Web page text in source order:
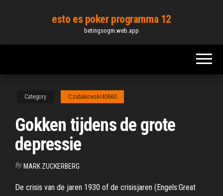
content
esto es poker programma 12
betingsogm.web.app
Category Czubakowski40660
Gokken tijdens de grote
depressie
By MARK ZUCKERBERG
De crisis van de jaren 1930 of de crisisjaren (Engels:Great